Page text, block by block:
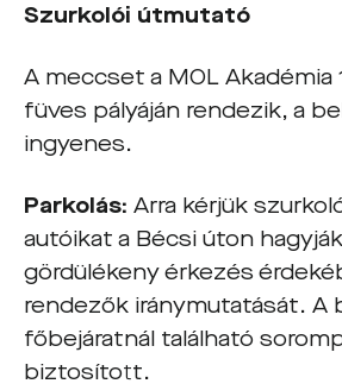
Szurkolói útmutató
A meccset a MOL Akadémia
füves pályáján rendezik, a
ingyenes.
Parkolás: Arra kérjük
autóikat a Bécsi úton
gördülékeny érkezés
rendezők iránymutatását. A
főbejáratnál található
biztosított.